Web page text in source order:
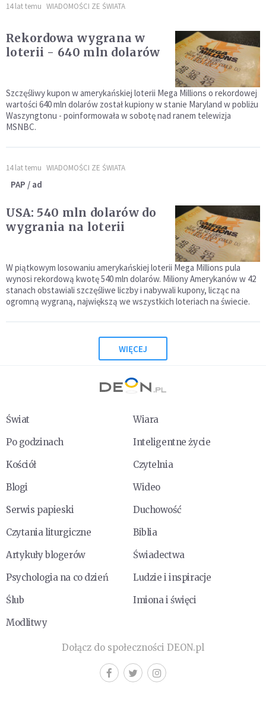
14 lat temu WIADOMOŚCI ZE ŚWIATA
Rekordowa wygrana w
loterii - 640 mln dolarów
Szczęśliwy kupon w amerykańskiej loterii Mega Millions o rekordowej
wartości 640 mln dolarów został kupiony w stanie Maryland w pobliżu
Waszyngtonu - poinformowała w sobotę nad ranem telewizja
MSNBC.
14 lat temu WIADOMOŚCI ZE ŚWIATA
PAP / ad
USA: 540 mln dolarów do
wygrania na loterii
W piątkowym losowaniu amerykańskiej loterii Mega Millions pula
wynosi rekordową kwotę 540 mln dolarów. Miliony Amerykanów w 42
stanach obstawiali szczęśliwe liczby i nabywali kupony, licząc na
ogromną wygraną, największą we wszystkich loteriach na świecie.
WIĘCEJ
Świat
Wiara
Po godzinach
Inteligentne życie
Kościół
Czytelnia
Blogi
Wideo
Serwis papieski
Duchowość
Czytania liturgiczne
Biblia
Artykuły blogerów
Świadectwa
Psychologia na co dzień
Ludzie i inspiracje
Ślub
Imiona i święci
Modlitwy
Dołącz do społeczności DEON.pl